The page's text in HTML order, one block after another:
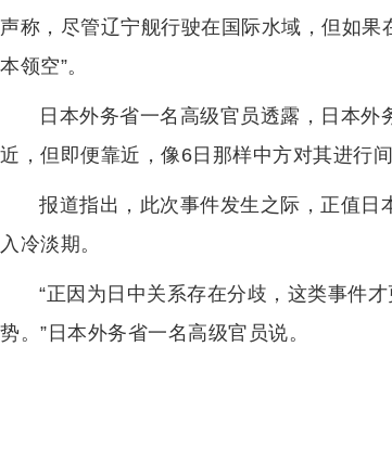
声称，尽管辽宁舰行驶在国际水域，但如果
本领空”。
日本外务省一名高级官员透露，日本
近，但即便靠近，像6日那样中方对其进行
报道指出，此次事件发生之际，正值日
入冷淡期。
“正因为日中关系存在分歧，这类事件
势。”日本外务省一名高级官员说。